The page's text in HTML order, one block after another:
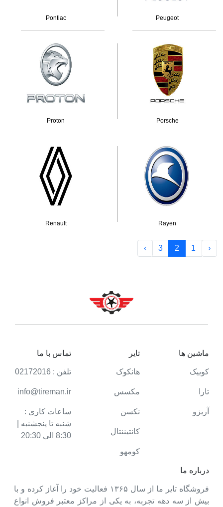
Peugeot
Pontiac
Porsche
Proton
Rayen
Renault
‹
1
2
3
›
درباره ما
فروشگاه تایر ما از سال ۱۳۶۵ فعالیت خود را آغاز کرده و با
بیش از سه دهه تجربه، به یکی از مراکز معتبر فروش انواع
ماشین ها
کوییک
تارا
آریزو
تایر
هانکوک
مکسس
نکسن
کانتیننتال
کومهو
تماس با ما
تلفن : 02172016
info@tireman.ir
ساعات کاری :
شنبه تا پنجشنبه |
8:30 الی 20:30